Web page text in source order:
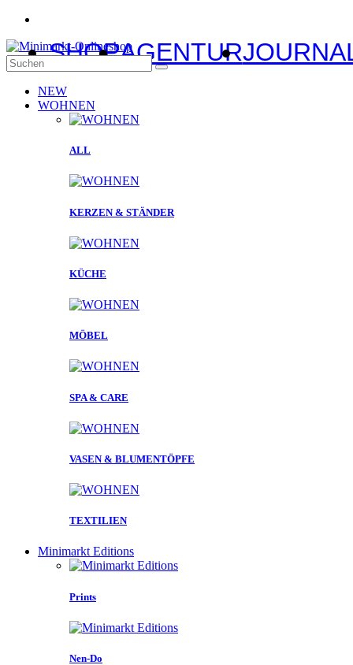
SHOPAGENTUR
NEW
WOHNEN
ALL
KERZEN & STÄNDER
KÜCHE
MÖBEL
SPA & CARE
VASEN & BLUMENTÖPFE
TEXTILIEN
Minimarkt Editions
Prints
Nen-Do